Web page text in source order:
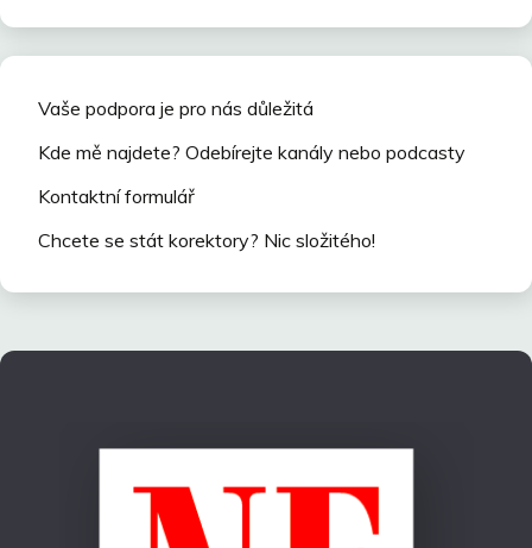
Vaše podpora je pro nás důležitá
Kde mě najdete? Odebírejte kanály nebo podcasty
Kontaktní formulář
Chcete se stát korektory? Nic složitého!